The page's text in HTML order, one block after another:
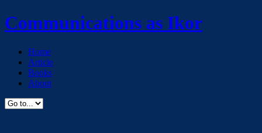
Communications as Ikor
Home
Article
Books
About